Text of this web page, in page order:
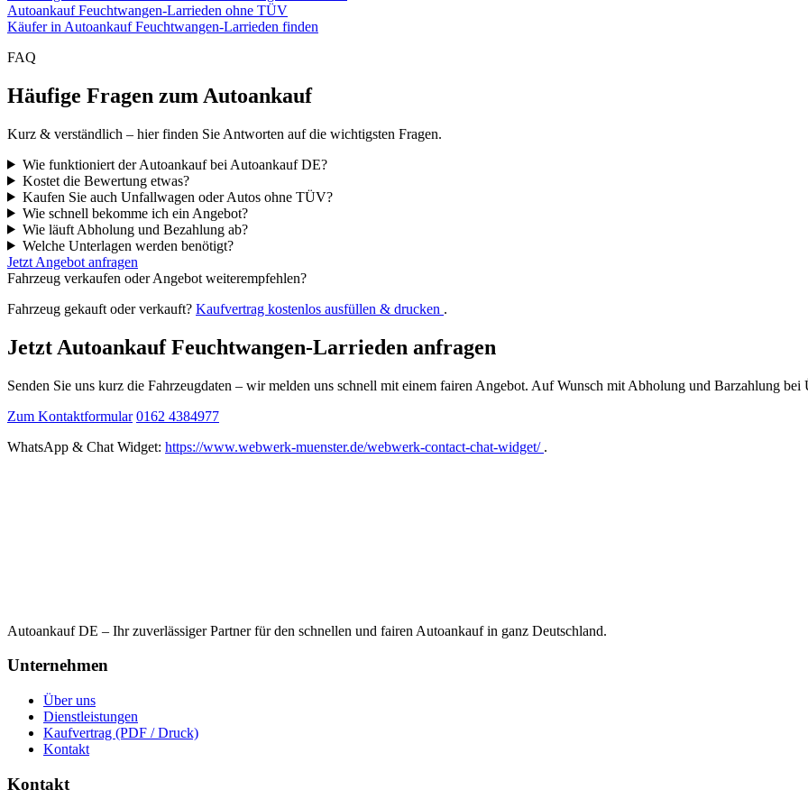
Autoankauf Feuchtwangen-Larrieden ohne TÜV
Käufer in Autoankauf Feuchtwangen-Larrieden finden
FAQ
Häufige Fragen zum Autoankauf
Kurz & verständlich – hier finden Sie Antworten auf die wichtigsten Fragen.
Wie funktioniert der Autoankauf bei Autoankauf DE?
Kostet die Bewertung etwas?
Kaufen Sie auch Unfallwagen oder Autos ohne TÜV?
Wie schnell bekomme ich ein Angebot?
Wie läuft Abholung und Bezahlung ab?
Welche Unterlagen werden benötigt?
Jetzt Angebot anfragen
Fahrzeug verkaufen oder Angebot weiterempfehlen?
Fahrzeug gekauft oder verkauft? Kaufvertrag kostenlos ausfüllen & drucken .
Jetzt Autoankauf Feuchtwangen-Larrieden anfragen
Senden Sie uns kurz die Fahrzeugdaten – wir melden uns schnell mit einem fairen Angebot. Auf Wunsch mit Abholung und Barzahlung bei
Zum Kontaktformular 0162 4384977
WhatsApp & Chat Widget: https://www.webwerk-muenster.de/webwerk-contact-chat-widget/ .
Autoankauf DE – Ihr zuverlässiger Partner für den schnellen und fairen Autoankauf in ganz Deutschland.
Unternehmen
Über uns
Dienstleistungen
Kaufvertrag (PDF / Druck)
Kontakt
Kontakt